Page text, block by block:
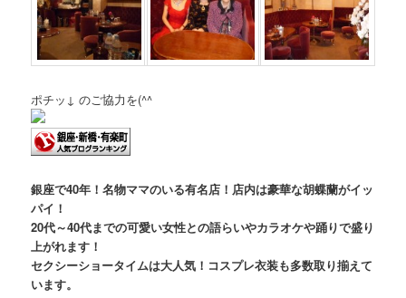
ポチッ↓ のご協力を(^^ゞ
銀座で40年！名物ママのいる有名店！店内は豪華な胡蝶蘭がイッ
パイ！
20代～40代までの可愛い女性との語らいやカラオケや踊りで盛り
上がれます！
セクシーショータイムは大人気！コスプレ衣装も多数取り揃えて
います。